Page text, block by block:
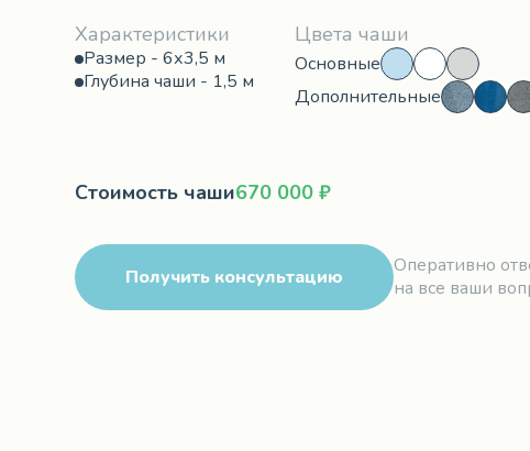
Получить консультацию
Оперативно
на все ваши
Стоимость чаши670 000 ₽
Характеристики
Размер - 6х3,5 м
Глубина чаши - 1,5 м
Цвета чаши
Основные
Дополнительные